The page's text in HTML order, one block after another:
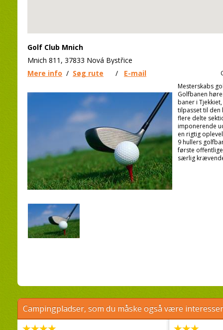
Golf Club Mnich
Mnich 811, 37833 Nová Bystřice
Mere info / Søg rute / E-mail
Mesterskabs
Golfbanen
baner i
tilpasset til den
flere delte
imponerende
en rigtig
9 hullers
første
særlig
Campingpladser, som du måske også være